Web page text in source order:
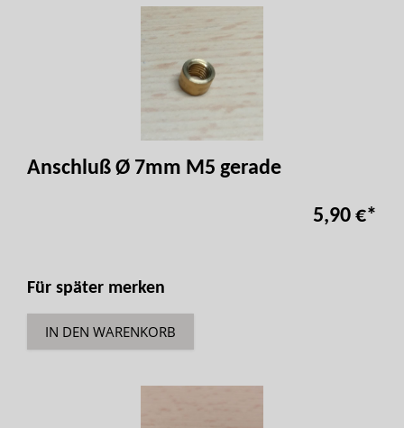
Anschluß Ø 7mm M5 gerade
5,90 €*
Für später merken
IN DEN WARENKORB